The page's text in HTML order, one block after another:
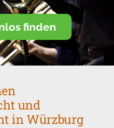
finden
und
in Würzburg